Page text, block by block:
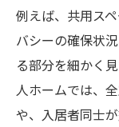
例えば、共用ス
バシーの確保状
る部分を細かく
人ホームでは、
や、入居者同士